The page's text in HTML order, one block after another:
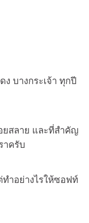
ง บางกระเจ้า ทุกปี
สลาย และที่สำคัญ
าครับ
ำอย่างไรให้ซอฟท์